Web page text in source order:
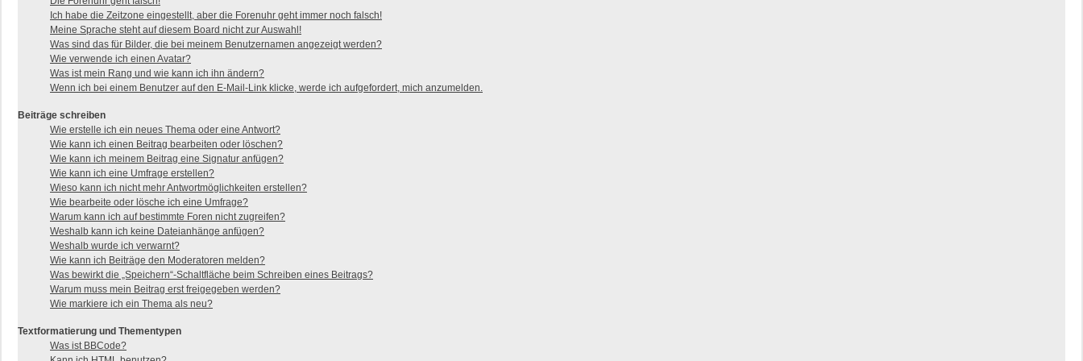
Ich habe die Zeitzone eingestellt, aber die Forenuhr geht immer noch falsch!
Meine Sprache steht auf diesem Board nicht zur Auswahl!
Was sind das für Bilder, die bei meinem Benutzernamen angezeigt werden?
Wie verwende ich einen Avatar?
Was ist mein Rang und wie kann ich ihn ändern?
Wenn ich bei einem Benutzer auf den E-Mail-Link klicke, werde ich aufgefordert, mich anzumelden.
Beiträge schreiben
Wie erstelle ich ein neues Thema oder eine Antwort?
Wie kann ich einen Beitrag bearbeiten oder löschen?
Wie kann ich meinem Beitrag eine Signatur anfügen?
Wie kann ich eine Umfrage erstellen?
Wieso kann ich nicht mehr Antwortmöglichkeiten erstellen?
Wie bearbeite oder lösche ich eine Umfrage?
Warum kann ich auf bestimmte Foren nicht zugreifen?
Weshalb kann ich keine Dateianhänge anfügen?
Weshalb wurde ich verwarnt?
Wie kann ich Beiträge den Moderatoren melden?
Was bewirkt die „Speichern“-Schaltfläche beim Schreiben eines Beitrags?
Warum muss mein Beitrag erst freigegeben werden?
Wie markiere ich ein Thema als neu?
Textformatierung und Thementypen
Was ist BBCode?